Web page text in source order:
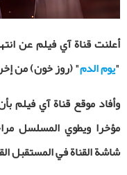
أعلنت قناة آي فيلم عن
"يوم الدم" (روز خون) من
وأفاد موقع قناة آي فيلم
مؤخرا ويطوي المسلسل
شاشة القناة في المستقبل